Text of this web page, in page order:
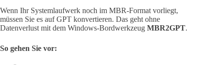
Wenn Ihr Systemlaufwerk noch im MBR-Format vorliegt,
müssen Sie es auf GPT konvertieren. Das geht ohne
Datenverlust mit dem Windows-Bordwerkzeug MBR2GPT.
So gehen Sie vor: